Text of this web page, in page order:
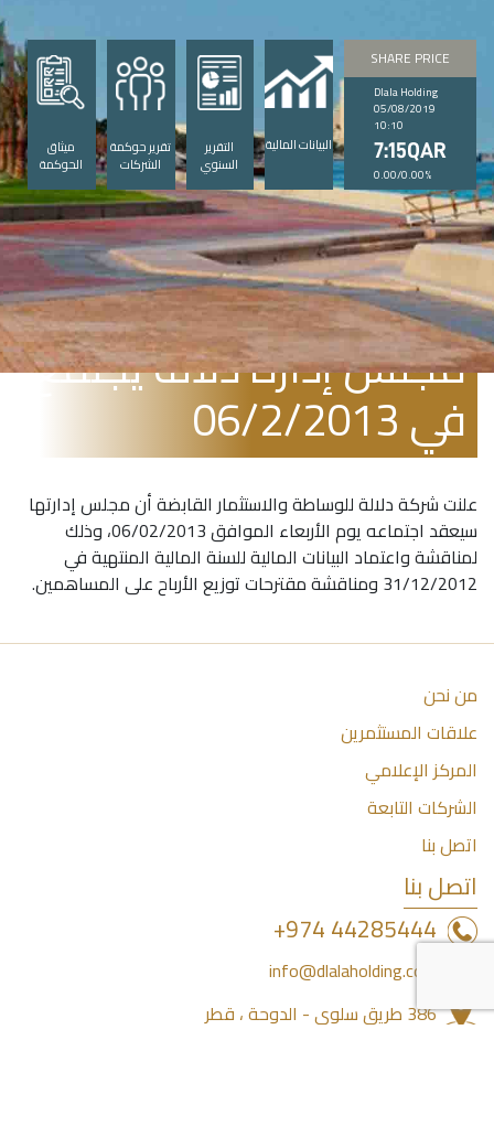
SHARE PRICE
Dlala Holding
05/08/2019
10:10
7:15QAR
0.00/0.00%
البيانات المالية
التقرير
السنوي
تقرير حوكمة
الشركات
ميثاق
الحوكمة
يناير 13, 2013
مجلس إدارة دلاله يجتمع
في 06/2/2013
علنت شركة دلالة للوساطة والاستثمار القابضة أن مجلس إدارتها
سيعقد اجتماعه يوم الأربعاء الموافق 06/02/2013، وذلك
لمناقشة واعتماد البيانات المالية للسنة المالية المنتهية في
31/12/2012 ومناقشة مقترحات توزيع الأرباح على المساهمين.
من نحن
علاقات المستثمرين
المركز الإعلامي
الشركات التابعة
اتصل بنا
اتصل بنا
44285444 974+
386 طريق سلوى - الدوحة ، قطر